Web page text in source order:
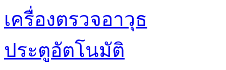
เครื่องตรวจอาวุธ
ประตูอัตโนมัติ